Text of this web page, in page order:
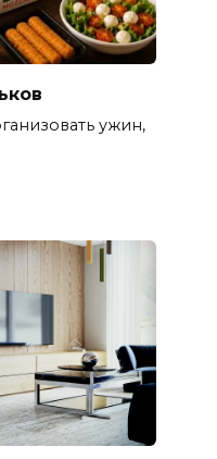
ужин,